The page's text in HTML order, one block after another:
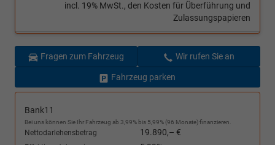
incl. 19% MwSt., den Kosten für Überführung und
Zulassungspapieren
Fragen zum Fahrzeug Wir rufen Sie an
Fahrzeug parken
Bank11
Bei uns können Sie Ihr Fahrzeug ab 3,99% bis 5,99% (96 Monate) finanzieren.
Nettodarlehensbetrag 19.890,– €